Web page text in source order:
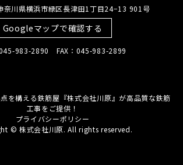
奈川県横浜市緑区長津田1丁目24−13 901号
Googleマップで確認する
983-2890 FAX：045-983-2899
を構える鉄筋屋『株式会社川原』が高品質な鉄筋
工事をご提供！
プライバシーポリシー
© 株式会社川原. All rights reserved.